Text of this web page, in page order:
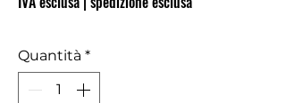
Quantità *